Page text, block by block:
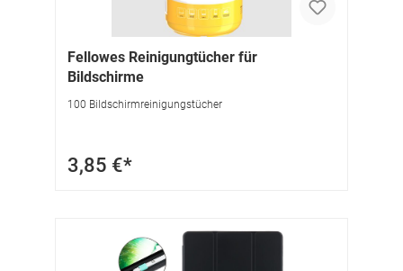
Fellowes Reinigungtücher für
Bildschirme
100 Bildschirmreinigungstücher
3,85 €*